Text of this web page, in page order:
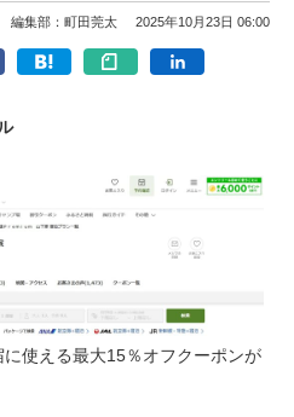
編集部：町田莞太 2025年10月23日 06:00
使える最大15％オフクーポンが